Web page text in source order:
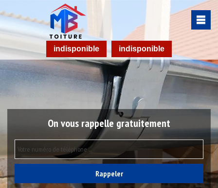
indisponible indisponible
On vous rappelle gratuitement